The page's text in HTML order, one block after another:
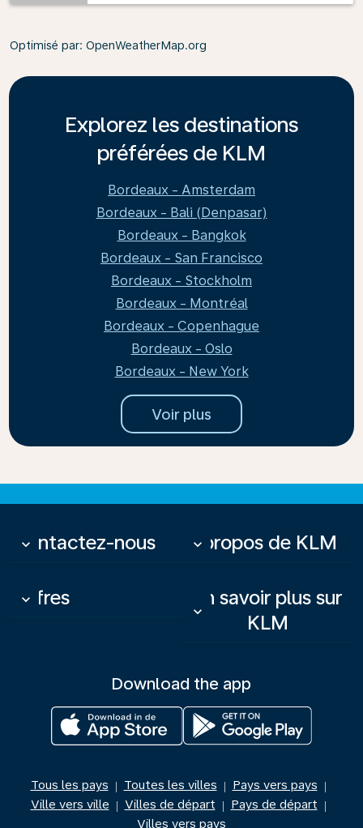
Optimisé par: OpenWeatherMap.org
Explorez les destinations
préférées de KLM
Bordeaux - Amsterdam
Bordeaux - Bali (Denpasar)
Bordeaux - Bangkok
Bordeaux - San Francisco
Bordeaux - Stockholm
Bordeaux - Montréal
Bordeaux - Copenhague
Bordeaux - Oslo
Bordeaux - New York
Voir plus
Contactez-nous
keyboard_arrow_down À propos de KLM
keyboard_arrow_down
Offres
keyboard_arrow_down
En savoir plus sur
KLM
keyboard_arrow_down
Download the app
Tous les pays | Toutes les villes | Pays vers pays |
Ville vers ville | Villes de départ | Pays de départ |
Villes vers pays